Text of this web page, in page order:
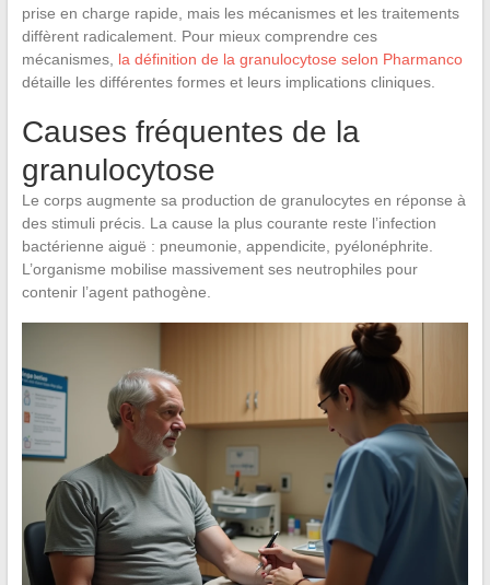
prise en charge rapide, mais les mécanismes et les traitements
diffèrent radicalement. Pour mieux comprendre ces
mécanismes, la définition de la granulocytose selon Pharmanco
détaille les différentes formes et leurs implications cliniques.
Causes fréquentes de la
granulocytose
Le corps augmente sa production de granulocytes en réponse à
des stimuli précis. La cause la plus courante reste l’infection
bactérienne aiguë : pneumonie, appendicite, pyélonéphrite.
L’organisme mobilise massivement ses neutrophiles pour
contenir l’agent pathogène.